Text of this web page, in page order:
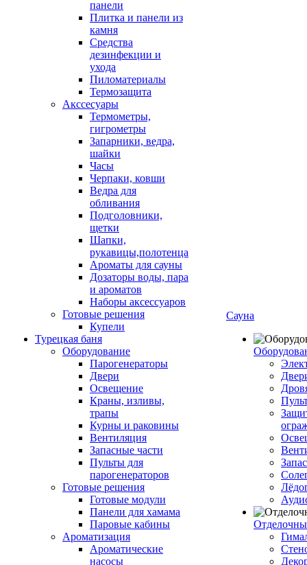
панели
Плитка и панели из
камня
Средства
дезинфекции и
ухода
Пиломатериалы
Термозащита
Аксcесуары
Термометры,
гигрометры
Запарники, ведра,
шайки
Часы
Черпаки, ковши
Ведра для
обливания
Подголовники,
щетки
Шапки,
рукавицы,полотенца
Ароматы для сауны
Дозаторы воды, пара
и ароматов
Наборы аксессуаров
Готовые решения
Купели
Турецкая баня
Оборудование
Парогенераторы
Двери
Освещение
Краны, изливы,
трапы
Курны и раковины
Вентиляция
Запасные части
Пульты для
парогенераторов
Готовые решения
Готовые модули
Панели для хамама
Паровые кабины
Ароматизация
Ароматические
насосы
Сауна